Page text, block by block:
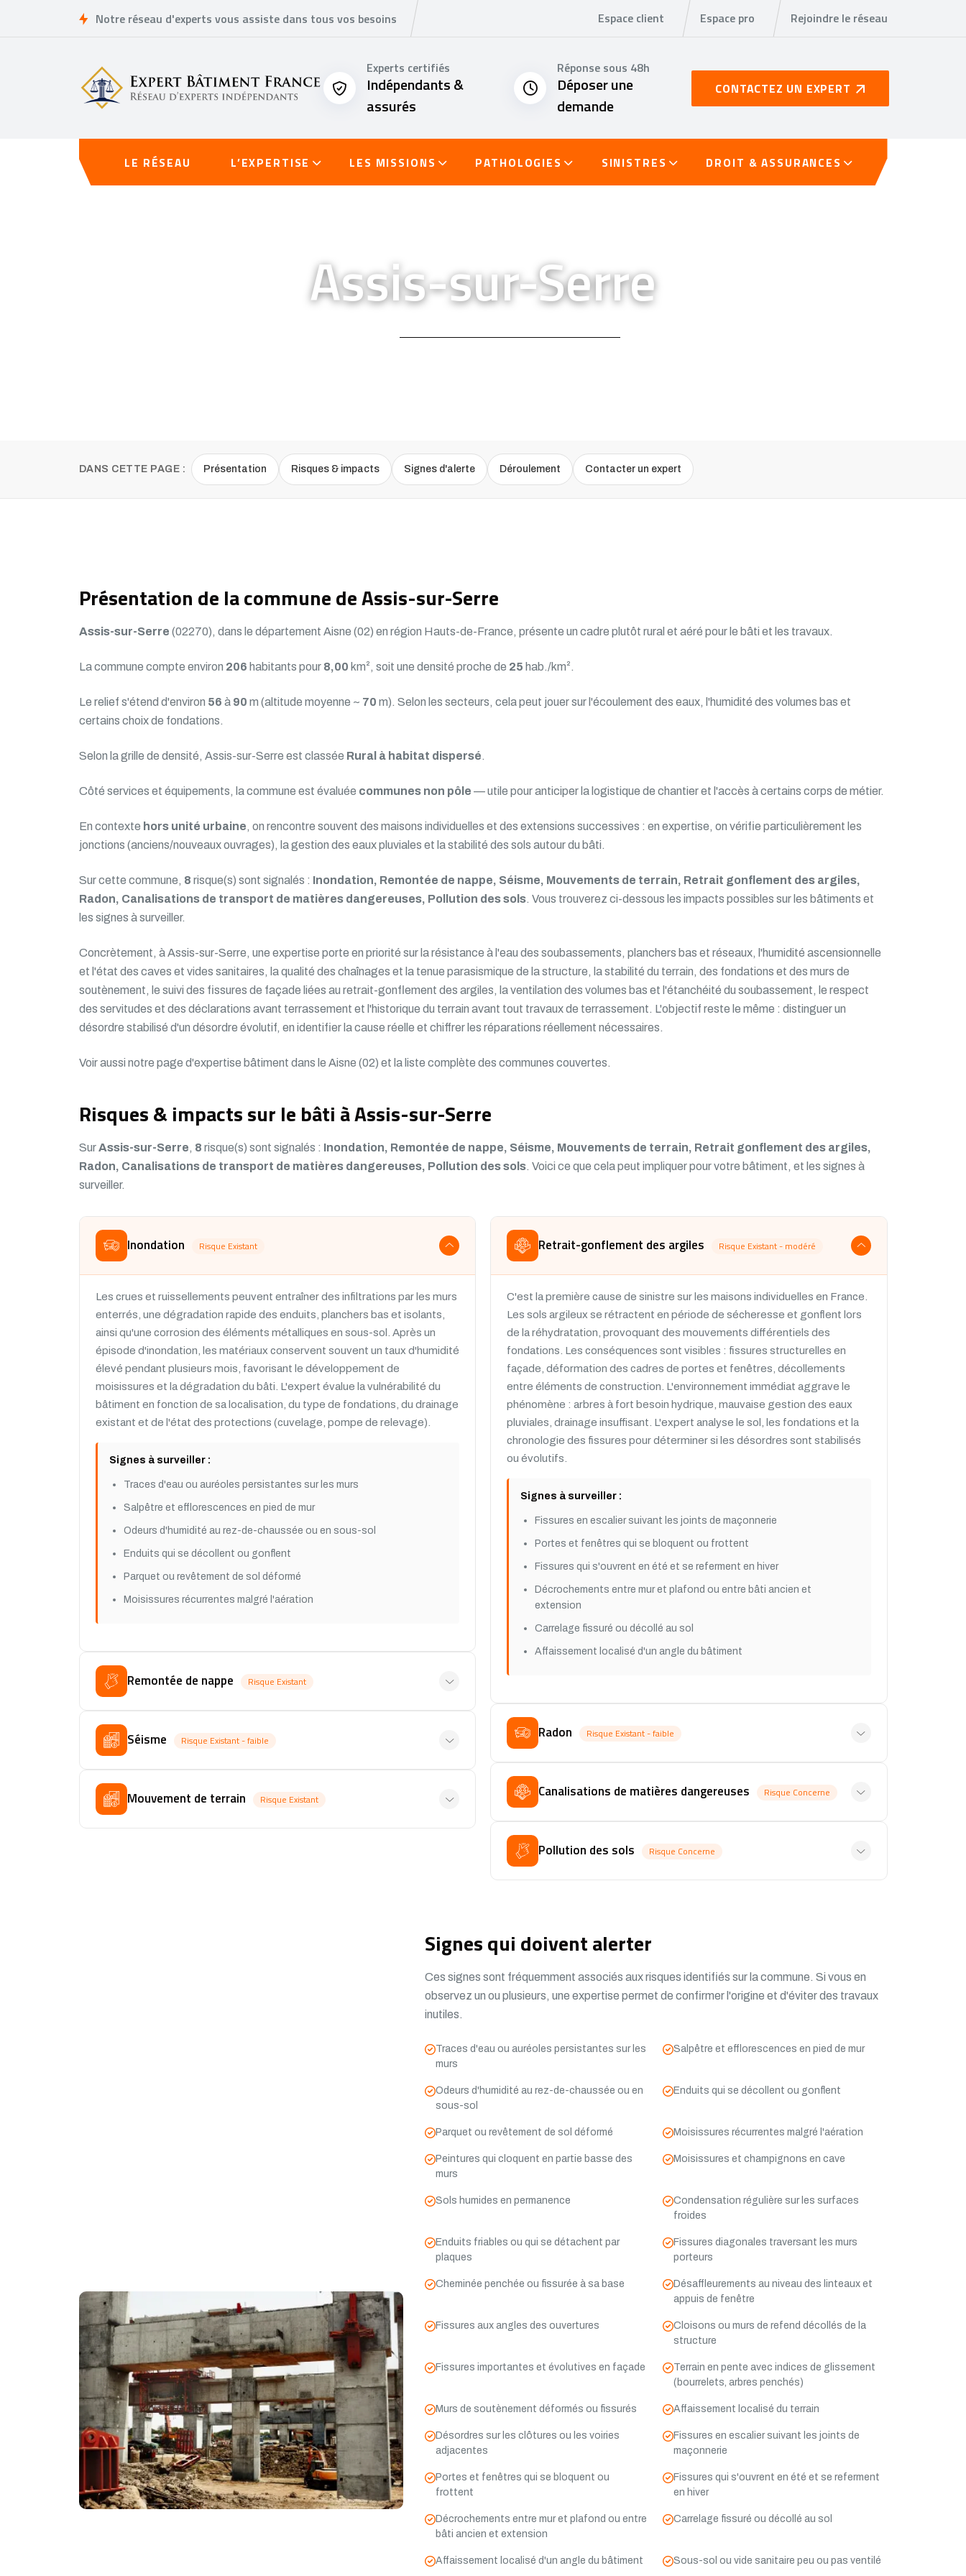
Notre réseau d'experts vous assiste dans tous vos besoins Espace client Espace pro Rejoindre le réseau
Experts certifiés
Indépendants &
assurés
Réponse sous 48h
Déposer une
demande
CONTACTEZ UN EXPERT
LE RÉSEAU L’EXPERTISE LES MISSIONS PATHOLOGIES SINISTRES DROIT & ASSURANCES
Assis-sur-Serre
DANS CETTE PAGE : Présentation Risques & impacts Signes d'alerte Déroulement Contacter un expert
Présentation de la commune de Assis-sur-Serre
Assis-sur-Serre (02270), dans le département Aisne (02) en région Hauts-de-France, présente un cadre plutôt rural et aéré pour le bâti et les travaux.
La commune compte environ 206 habitants pour 8,00 km², soit une densité proche de 25 hab./km².
Le relief s'étend d'environ 56 à 90 m (altitude moyenne ~ 70 m). Selon les secteurs, cela peut jouer sur l'écoulement des eaux, l'humidité des volumes bas et
certains choix de fondations.
Selon la grille de densité, Assis-sur-Serre est classée Rural à habitat dispersé.
Côté services et équipements, la commune est évaluée communes non pôle — utile pour anticiper la logistique de chantier et l'accès à certains corps de métier.
En contexte hors unité urbaine, on rencontre souvent des maisons individuelles et des extensions successives : en expertise, on vérifie particulièrement les
jonctions (anciens/nouveaux ouvrages), la gestion des eaux pluviales et la stabilité des sols autour du bâti.
Sur cette commune, 8 risque(s) sont signalés : Inondation, Remontée de nappe, Séisme, Mouvements de terrain, Retrait gonflement des argiles,
Radon, Canalisations de transport de matières dangereuses, Pollution des sols. Vous trouverez ci-dessous les impacts possibles sur les bâtiments et
les signes à surveiller.
Concrètement, à Assis-sur-Serre, une expertise porte en priorité sur la résistance à l'eau des soubassements, planchers bas et réseaux, l'humidité ascensionnelle
et l'état des caves et vides sanitaires, la qualité des chaînages et la tenue parasismique de la structure, la stabilité du terrain, des fondations et des murs de
soutènement, le suivi des fissures de façade liées au retrait-gonflement des argiles, la ventilation des volumes bas et l'étanchéité du soubassement, le respect
des servitudes et des déclarations avant terrassement et l'historique du terrain avant tout travaux de terrassement. L'objectif reste le même : distinguer un
désordre stabilisé d'un désordre évolutif, en identifier la cause réelle et chiffrer les réparations réellement nécessaires.
Voir aussi notre page d'expertise bâtiment dans le Aisne (02) et la liste complète des communes couvertes.
Risques & impacts sur le bâti à Assis-sur-Serre
SurAssis-sur-Serre, 8 risque(s) sont signalés : Inondation, Remontée de nappe, Séisme, Mouvements de terrain, Retrait gonflement des argiles,
Radon, Canalisations de transport de matières dangereuses, Pollution des sols. Voici ce que cela peut impliquer pour votre bâtiment, et les signes à
surveiller.
Inondation Risque Existant
Les crues et ruissellements peuvent entraîner des infiltrations par les murs
enterrés, une dégradation rapide des enduits, planchers bas et isolants,
ainsi qu'une corrosion des éléments métalliques en sous-sol. Après un
épisode d'inondation, les matériaux conservent souvent un taux d'humidité
élevé pendant plusieurs mois, favorisant le développement de
moisissures et la dégradation du bâti. L'expert évalue la vulnérabilité du
bâtiment en fonction de sa localisation, du type de fondations, du drainage
existant et de l'état des protections (cuvelage, pompe de relevage).
Signes à surveiller :
Traces d'eau ou auréoles persistantes sur les murs
Salpêtre et efflorescences en pied de mur
Odeurs d'humidité au rez-de-chaussée ou en sous-sol
Enduits qui se décollent ou gonflent
Parquet ou revêtement de sol déformé
Moisissures récurrentes malgré l'aération
Remontée de nappe Risque Existant
Séisme Risque Existant - faible
Mouvement de terrain Risque Existant
Retrait-gonflement des argiles Risque Existant - modéré
C'est la première cause de sinistre sur les maisons individuelles en France.
Les sols argileux se rétractent en période de sécheresse et gonflent lors
de la réhydratation, provoquant des mouvements différentiels des
fondations. Les conséquences sont visibles : fissures structurelles en
façade, déformation des cadres de portes et fenêtres, décollements
entre éléments de construction. L'environnement immédiat aggrave le
phénomène : arbres à fort besoin hydrique, mauvaise gestion des eaux
pluviales, drainage insuffisant. L'expert analyse le sol, les fondations et la
chronologie des fissures pour déterminer si les désordres sont stabilisés
ou évolutifs.
Signes à surveiller :
Fissures en escalier suivant les joints de maçonnerie
Portes et fenêtres qui se bloquent ou frottent
Fissures qui s'ouvrent en été et se referment en hiver
Décrochements entre mur et plafond ou entre bâti ancien et
extension
Carrelage fissuré ou décollé au sol
Affaissement localisé d'un angle du bâtiment
Radon Risque Existant - faible
Canalisations de matières dangereuses Risque Concerne
Pollution des sols Risque Concerne
Signes qui doivent alerter
Ces signes sont fréquemment associés aux risques identifiés sur la commune. Si vous en
observez un ou plusieurs, une expertise permet de confirmer l'origine et d'éviter des travaux
inutiles.
Traces d'eau ou auréoles persistantes sur les
murs
Salpêtre et efflorescences en pied de mur
Odeurs d'humidité au rez-de-chaussée ou en
sous-sol
Enduits qui se décollent ou gonflent
Parquet ou revêtement de sol déformé Moisissures récurrentes malgré l'aération
Peintures qui cloquent en partie basse des
murs
Moisissures et champignons en cave
Sols humides en permanence
Condensation régulière sur les surfaces
froides
Enduits friables ou qui se détachent par
plaques
Fissures diagonales traversant les murs
porteurs
Cheminée penchée ou fissurée à sa base
Désaffleurements au niveau des linteaux et
appuis de fenêtre
Fissures aux angles des ouvertures
Cloisons ou murs de refend décollés de la
structure
Fissures importantes et évolutives en façade
Terrain en pente avec indices de glissement
(bourrelets, arbres penchés)
Murs de soutènement déformés ou fissurés Affaissement localisé du terrain
Désordres sur les clôtures ou les voiries
adjacentes
Fissures en escalier suivant les joints de
maçonnerie
Portes et fenêtres qui se bloquent ou
frottent
Fissures qui s'ouvrent en été et se referment
en hiver
Décrochements entre mur et plafond ou entre
bâti ancien et extension
Carrelage fissuré ou décollé au sol
Affaissement localisé d'un angle du bâtiment Sous-sol ou vide sanitaire peu ou pas ventilé